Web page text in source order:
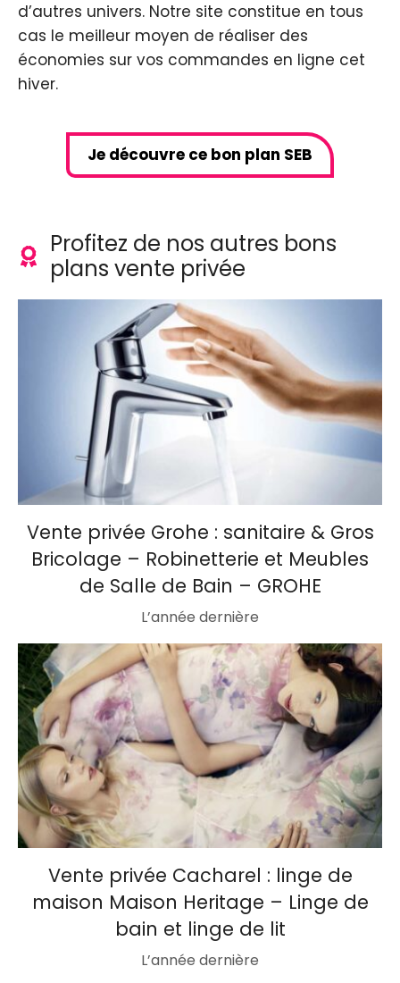
d’autres univers. Notre site constitue en tous
cas le meilleur moyen de réaliser des
économies sur vos commandes en ligne cet
hiver.
Je découvre ce bon plan SEB
Profitez de nos autres bons
plans vente privée
Vente privée Grohe : sanitaire & Gros
Bricolage – Robinetterie et Meubles
de Salle de Bain – GROHE
L’année dernière
Vente privée Cacharel : linge de
maison Maison Heritage – Linge de
bain et linge de lit
L’année dernière